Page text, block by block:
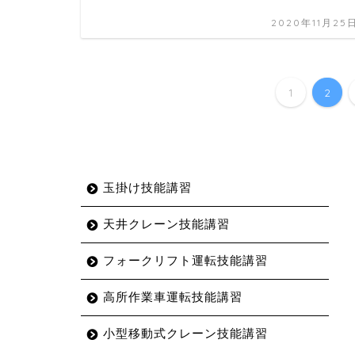
2020年11月25日
1 2
玉掛け技能講習
天井クレーン技能講習
フォークリフト運転技能講習
高所作業車運転技能講習
小型移動式クレーン技能講習